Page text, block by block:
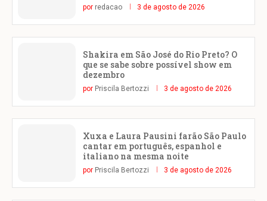
por redacao 3 de agosto de 2026
Shakira em São José do Rio Preto? O
que se sabe sobre possível show em
dezembro
por Priscila Bertozzi 3 de agosto de 2026
Xuxa e Laura Pausini farão São Paulo
cantar em português, espanhol e
italiano na mesma noite
por Priscila Bertozzi 3 de agosto de 2026